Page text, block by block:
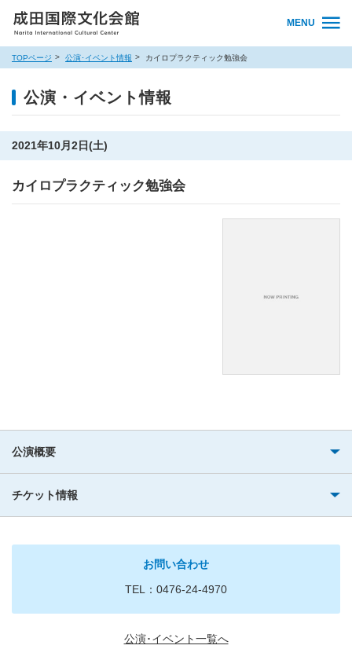
MENU
TOPページ 公演･イベント情報 カイロプラクティック勉強会
公演・イベント情報
2021年10月2日(土)
カイロプラクティック勉強会
公演概要
チケット情報
お問い合わせ
TEL：0476-24-4970
公演･イベント一覧へ